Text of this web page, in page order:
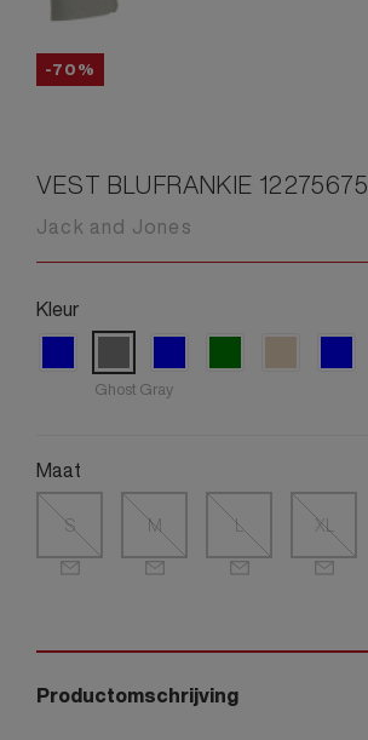
-70%
VEST BLUFRANKIE 12275675
Jack and Jones
Kleur
Ghost Gray
Maat
S M L XL
Productomschrijving